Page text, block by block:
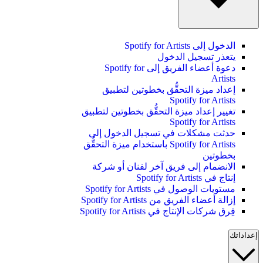
الدخول إلى Spotify for Artists
يتعذر تسجيل الدخول
دعوة أعضاء الفريق إلى Spotify for
Artists
إعداد ميزة التحقُّق بخطوتين لتطبيق
Spotify for Artists
تغيير إعداد ميزة التحقُّق بخطوتين لتطبيق
Spotify for Artists
حدثت مشكلات في تسجيل الدخول إلى
Spotify for Artists باستخدام ميزة التحقُّق
بخطوتين
الانضمام إلى فريق آخر لفنان أو شركة
إنتاج في Spotify for Artists
مستويات الوصول في Spotify for Artists
إزالة أعضاء الفريق من Spotify for Artists
فِرق شركات الإنتاج في Spotify for Artists
إعداداتك